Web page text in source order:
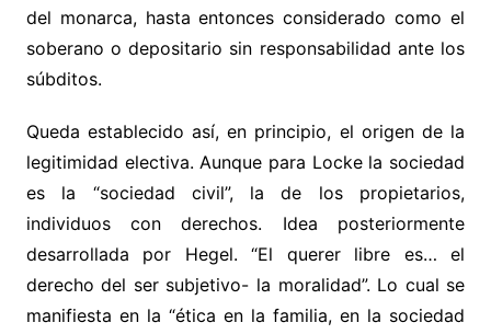
del monarca, hasta entonces considerado como el
soberano o depositario sin responsabilidad ante los
súbditos.
Queda establecido así, en principio, el origen de la
legitimidad electiva. Aunque para Locke la sociedad
es la “sociedad civil”, la de los propietarios,
individuos con derechos. Idea posteriormente
desarrollada por Hegel. “El querer libre es… el
derecho del ser subjetivo- la moralidad”. Lo cual se
manifiesta en la “ética en la familia, en la sociedad